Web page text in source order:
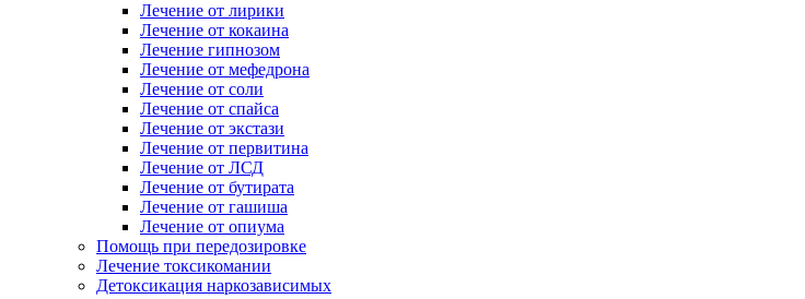
Лечение от лирики
Лечение от кокаина
Лечение гипнозом
Лечение от мефедрона
Лечение от соли
Лечение от спайса
Лечение от экстази
Лечение от первитина
Лечение от ЛСД
Лечение от бутирата
Лечение от гашиша
Лечение от опиума
Помощь при передозировке
Лечение токсикомании
Детоксикация наркозависимых